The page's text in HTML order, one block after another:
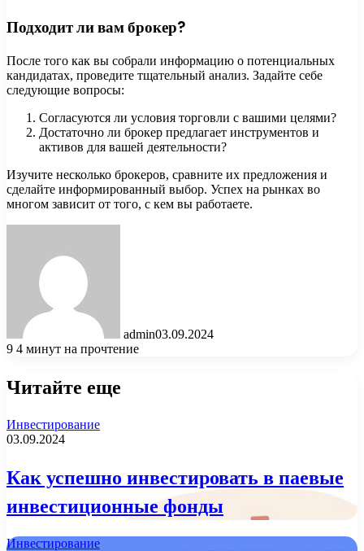
Подходит ли вам брокер?
После того как вы собрали информацию о потенциальных
кандидатах, проведите тщательный анализ. Задайте себе
следующие вопросы:
Согласуются ли условия торговли с вашими целями?
Достаточно ли брокер предлагает инструментов и
активов для вашей деятельности?
Изучите несколько брокеров, сравните их предложения и
сделайте информированный выбор. Успех на рынках во
многом зависит от того, с кем вы работаете.
admin03.09.2024
9 4 минут на прочтение
Читайте еще
Инвестирование
03.09.2024
Как успешно инвестировать в паевые
инвестиционные фонды
Инвестирование